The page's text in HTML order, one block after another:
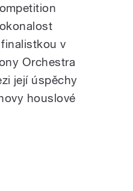
v
Orchestra
její úspěchy
houslové